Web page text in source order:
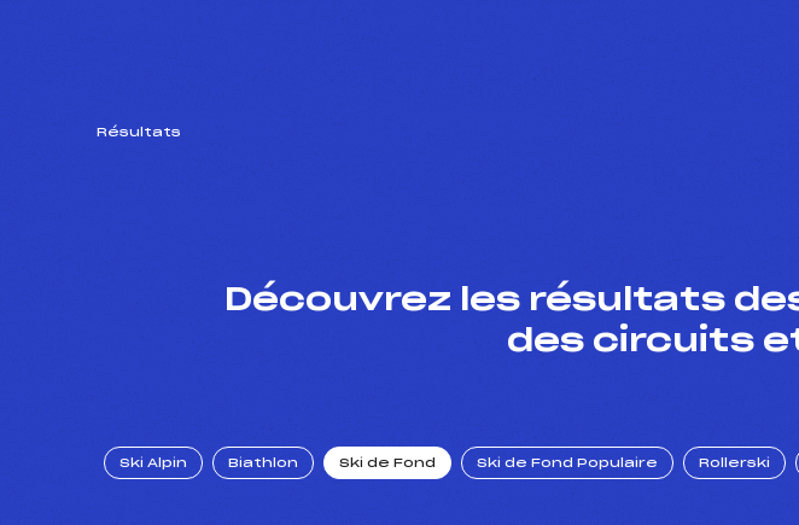
Résultats
Découvrez les résultats
des circuits
Ski Alpin Biathlon Ski de Fond Ski de Fond Populaire Rollerski